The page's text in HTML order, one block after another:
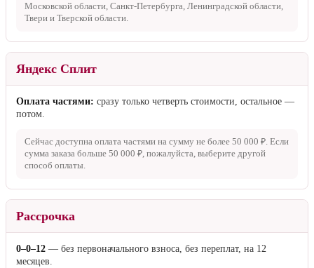
Московской области, Санкт-Петербурга, Ленинградской области,
Твери и Тверской области.
Яндекс Сплит
Оплата частями: сразу только четверть стоимости, остальное —
потом.
Сейчас доступна оплата частями на сумму не более 50 000 ₽. Если
сумма заказа больше 50 000 ₽, пожалуйста, выберите другой
способ оплаты.
Рассрочка
0–0–12 — без первоначального взноса, без переплат, на 12
месяцев.